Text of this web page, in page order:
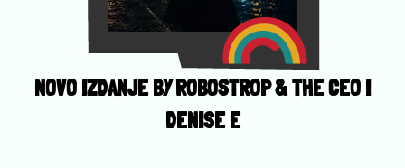
NOVO IZDANJE BY ROBOSTROP & THE CEO I
DENISE E